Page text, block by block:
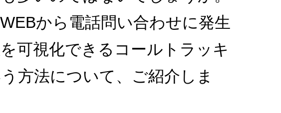
から電話問い合わせに発生
可視化できるコールトラッキ
方法について、ご紹介しま